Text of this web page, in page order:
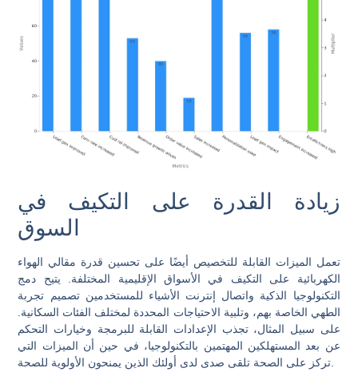
زيادة القدرة على التكيف في
السوق
تعمل الميزات القابلة للتخصيص أيضًا على تحسين قدرة مقالي الهواء
الكهربائية على التكيف في الأسواق الإقليمية المختلفة. يتيح دمج
التكنولوجيا الذكية واتصال إنترنت الأشياء للمستخدمين تصميم تجربة
الطهي الخاصة بهم، وتلبية الاحتياجات المحددة لمختلف الفئات السكانية.
على سبيل المثال، تجذب الإعدادات القابلة للبرمجة وخيارات التحكم
عن بعد المستهلكين المهتمين بالتكنولوجيا، في حين أن الميزات التي